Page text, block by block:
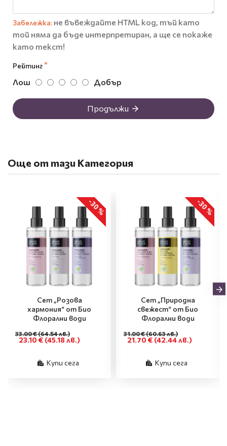
Забележка: не въвеждайте HTML код, тъй като
той няма да бъде интерпретиран, а ще се покаже
като текст!
Рейтинг
Лош Добър
Продължи
Още от тази Категория
-30 %
Сет „Розова
хармония“ от Био
Флорални води
23.10 € (45.18 лв.)
33.00 €(64.54 лв.)
Купи сега
-30 %
Сет „Природна
свежест“ от Био
Флорални води
21.70 € (42.44 лв.)
31.00 €(60.63 лв.)
Купи сега